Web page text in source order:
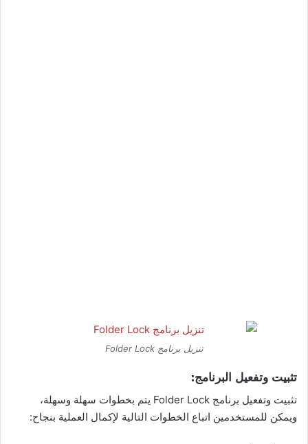
تنزيل برنامج Folder Lock
تثبيت وتفعيل البرنامج:
تثبيت وتفعيل برنامج Folder Lock يتم بخطوات سهلة وسهلة،
ويمكن للمستخدمين اتباع الخطوات التالية لإكمال العملية بنجاح: